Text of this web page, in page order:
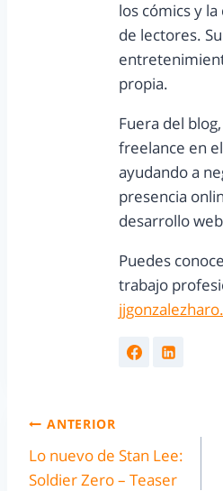
los cómics y
de lectores.
propia.
Fuera del
freelance en
ayudando a
presencia
desarrollo
Puedes
trabajo
ANTERIOR
Lo nuevo de Stan Lee:
Soldier Zero – Teaser